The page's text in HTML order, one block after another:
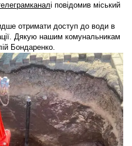
і повідомив міський
отримати доступ до води в
Дякую нашим комунальникам
Бондаренко.